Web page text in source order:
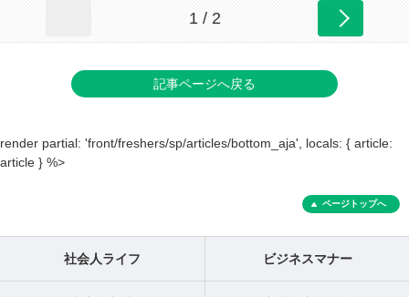
1 / 2
記事ページへ戻る
render partial: 'front/freshers/sp/articles/bottom_aja', locals: { article:
article } %>
ページトップへ
社会人ライフ ビジネスマナー